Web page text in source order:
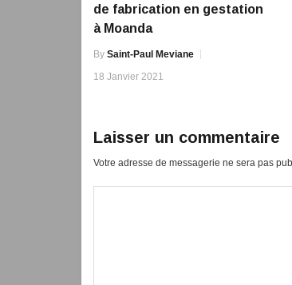
de fabrication en gestation
à Moanda
By Saint-Paul Meviane
18 Janvier 2021
Laisser un commentaire
Votre adresse de messagerie ne sera pas